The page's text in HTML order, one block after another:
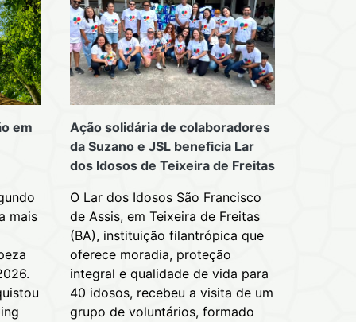
em
mais
Ação solidária de colaboradores
da Suzano e JSL beneficia Lar
dos Idosos de Teixeira de Freitas
O Lar dos Idosos São Francisco
de Assis, em Teixeira de Freitas
(BA), instituição filantrópica que
oferece moradia, proteção
integral e qualidade de vida para
40 idosos, recebeu a visita de um
grupo de voluntários, formado